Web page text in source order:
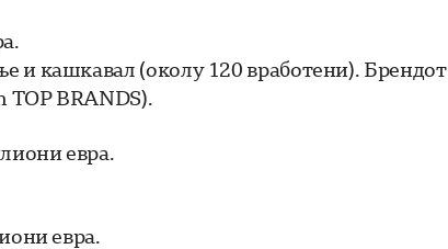
и кашкавал (околу 120 вработени). Брендот
TOP BRANDS).
евра.
евра.